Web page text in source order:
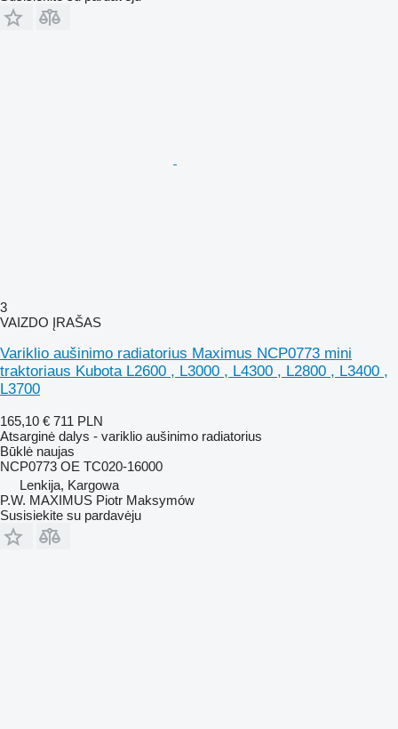
3
VAIZDO ĮRAŠAS
Variklio aušinimo radiatorius Maximus NCP0773 mini
traktoriaus Kubota L2600 , L3000 , L4300 , L2800 , L3400 ,
L3700
165,10 € 711 PLN
Atsarginė dalys - variklio aušinimo radiatorius
Būklė naujas
NCP0773 OE TC020-16000
Lenkija, Kargowa
P.W. MAXIMUS Piotr Maksymów
Susisiekite su pardavėju